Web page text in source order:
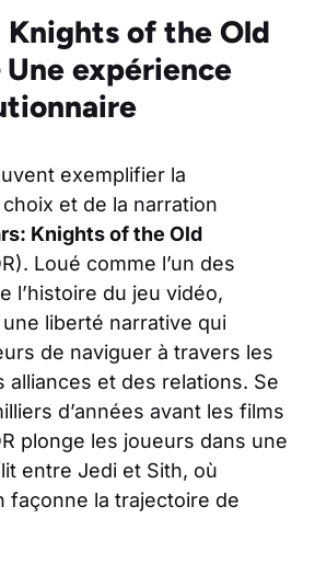
Knights of the Old
Une expérience
exemplifier la
et de la narration
Knights of the Old
Loué comme l’un des
l’histoire du jeu vidéo,
une liberté narrative qui
de naviguer à travers les
alliances et des relations. Se
d’années avant les films
plonge les joueurs dans une
entre Jedi et Sith, où
façonne la trajectoire de